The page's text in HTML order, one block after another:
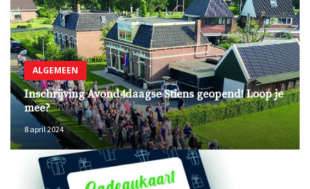
ALGEMEEN
Inschrijving Avond4daagse Stiens geopend! Loop je
mee?
8 april 2024